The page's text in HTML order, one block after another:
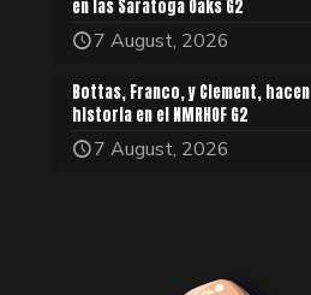
en las Saratoga Oaks G2
7 August, 2026
Bottas, Franco, y Clement, hacen
historia en el NMRHOF G2
7 August, 2026